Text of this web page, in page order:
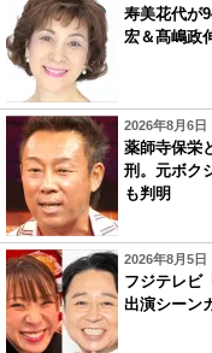
寿美花代が
宏＆髙嶋政
2026年8月6日
薬師寺保栄
刑。元ボク
も判明
2026年8月5日
フジテレビ
出演シーン